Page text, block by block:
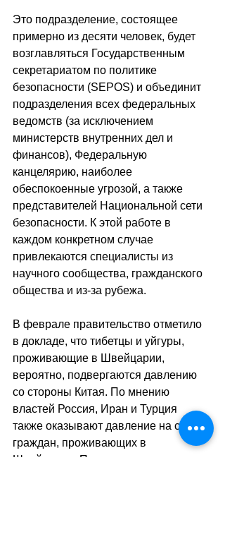
Это подразделение, состоящее
примерно из десяти человек, будет
возглавляться Государственным
секретариатом по политике
безопасности (SEPOS) и объединит
подразделения всех федеральных
ведомств (за исключением
министерств внутренних дел и
финансов), Федеральную
канцелярию, наиболее
обеспокоенные угрозой, а также
представителей Национальной сети
безопасности. К этой работе в
каждом конкретном случае
привлекаются специалисты из
научного сообщества, гражданского
общества и из-за рубежа.
В феврале правительство отметило
в докладе, что тибетцы и уйгуры,
проживающие в Швейцарии,
вероятно, подвергаются давлению
со стороны Китая. По мнению
властей Россия, Иран и Турция
также оказывают давление на своих
граждан, проживающих в
Швейцарии. При этом каким именно